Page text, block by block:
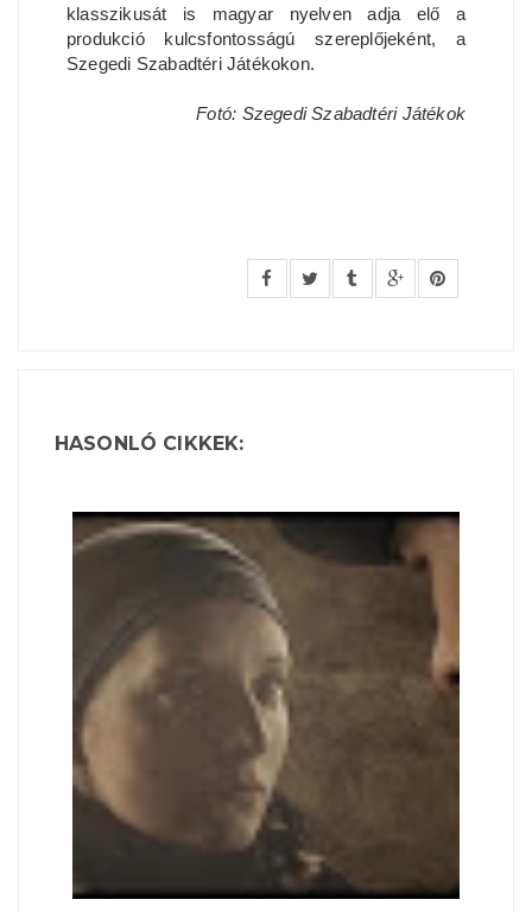
klasszikusát is magyar nyelven adja elő a
produkció kulcsfontosságú szereplőjeként, a
Szegedi Szabadtéri Játékokon.
Fotó: Szegedi Szabadtéri Játékok
HASONLÓ CIKKEK: